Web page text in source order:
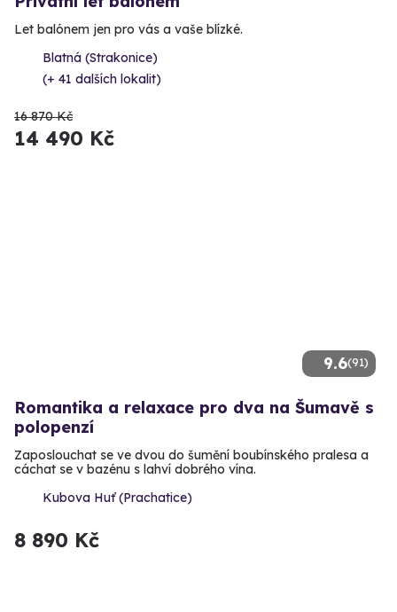
Let balónem jen pro vás a vaše blízké.
Blatná (Strakonice)
(+ 41 dalších lokalit)
16 870 Kč
14 490 Kč
9.6(91)
Romantika a relaxace pro dva na Šumavě s
polopenzí
Zaposlouchat se ve dvou do šumění boubínského pralesa a
cáchat se v bazénu s lahví dobrého vína.
Kubova Huť (Prachatice)
8 890 Kč